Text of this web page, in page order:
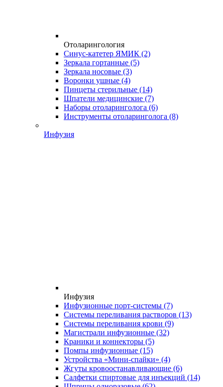
Отоларингология
Синус-катетер ЯМИК (2)
Зеркала гортанные (5)
Зеркала носовые (3)
Воронки ушные (4)
Пинцеты стерильные (14)
Шпатели медицинские (7)
Наборы отоларинголога (6)
Инструменты отоларинголога (8)
Инфузия
Инфузия
Инфузионные порт-системы (7)
Системы переливания растворов (13)
Системы переливания крови (9)
Магистрали инфузионные (32)
Краники и коннекторы (5)
Помпы инфузионные (15)
Устройства «Мини-спайки» (4)
Жгуты кровоостанавливающие (6)
Салфетки спиртовые для инъекций (14)